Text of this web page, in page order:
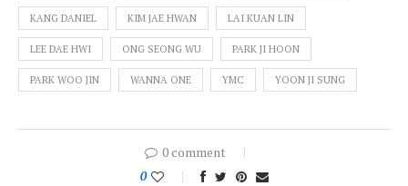
KANG DANIEL KIM JAE HWAN LAI KUAN LIN
LEE DAE HWI ONG SEONG WU PARK JI HOON
PARK WOO JIN WANNA ONE YMC YOON JI SUNG
0 comment
0